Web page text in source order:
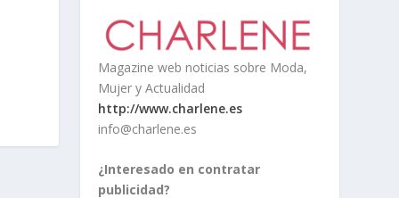
Magazine web noticias sobre Moda,
Mujer y Actualidad
http://www.charlene.es
info@charlene.es
¿Interesado en contratar
publicidad?